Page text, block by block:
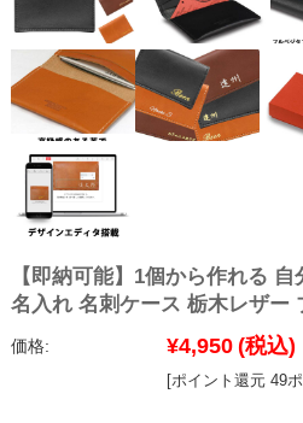
【即納可能】1個から作れる
名入れ 名刺ケース 栃木レザー
価格: ¥4,950 (税込)
[ポイント還元 49